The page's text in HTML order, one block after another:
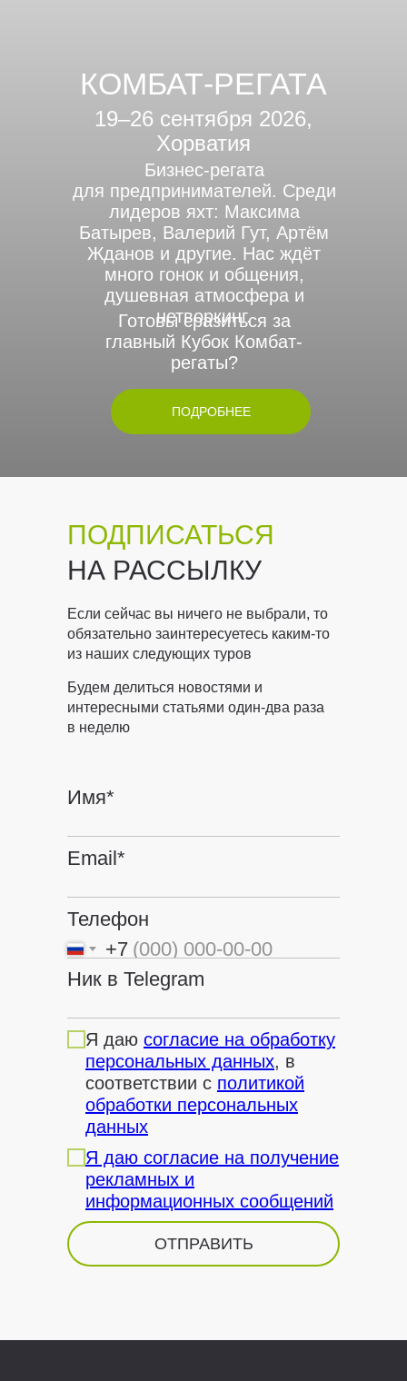
КОМБАТ-РЕГАТА
19–26 сентября 2026,
Хорватия
Бизнес-регата
для предпринимателей. Среди
лидеров яхт: Максима
Батырев, Валерий Гут, Артём
Жданов и другие. Нас ждёт
много гонок и общения,
душевная атмосфера и
нетворкинг.
Готовы сразиться за
главный Кубок Комбат-
регаты?
ПОДРОБНЕЕ
ПОДПИСАТЬСЯ
НА РАССЫЛКУ
Если сейчас вы ничего не выбрали, то
обязательно заинтересуетесь каким-то
из наших следующих туров
Имя*
Email*
Телефон
+7
Ник в Telegram
Я даю согласие на обработку
персональных данных, в
соответствии с политикой
обработки персональных
данных
Я даю согласие на получение
рекламных и
информационных сообщений
ОТПРАВИТЬ
Будем делиться новостями и
интересными статьями один-два раза
в неделю